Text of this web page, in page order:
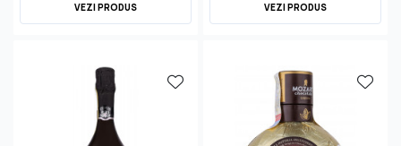
VEZI PRODUS VEZI PRODUS